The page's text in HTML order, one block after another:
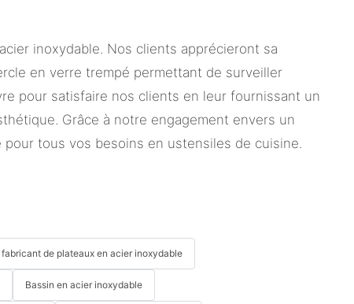
inoxydable. Nos clients apprécieront sa
en verre trempé permettant de surveiller
pour satisfaire nos clients en leur fournissant un
Grâce à notre engagement envers un
tous vos besoins en ustensiles de cuisine.
fabricant de plateaux en acier inoxydable
Bassin en acier inoxydable